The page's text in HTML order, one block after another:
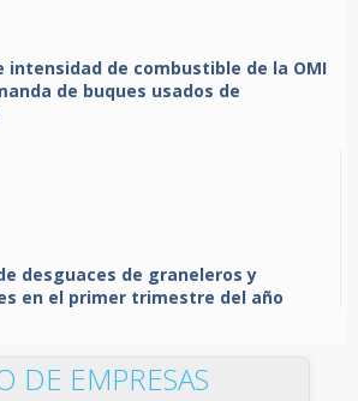
intensidad de combustible de la OMI
de buques usados de
desguaces de graneleros y
en el primer trimestre del año
DE EMPRESAS